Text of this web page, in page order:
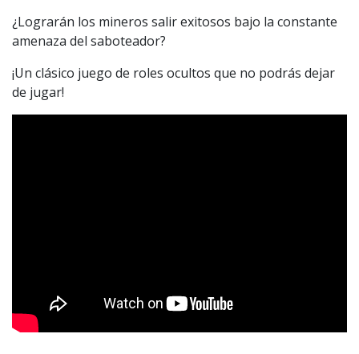
¿Lograrán los mineros salir exitosos bajo la constante
amenaza del saboteador?
¡Un clásico juego de roles ocultos que no podrás dejar
de jugar!